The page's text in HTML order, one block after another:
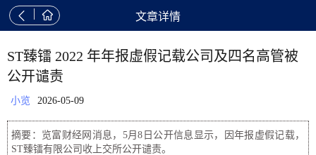
  文章详情
ST臻镭 2022 年年报虚假记载公司及四名高管被
公开谴责
小览 2026-05-09
摘要：览富财经网消息，5月8日公开信息显示，因年报虚假记载，
ST臻镭有限公司收上交所公开谴责。